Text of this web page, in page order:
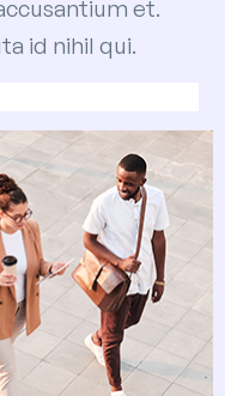
et.
id nihil qui.